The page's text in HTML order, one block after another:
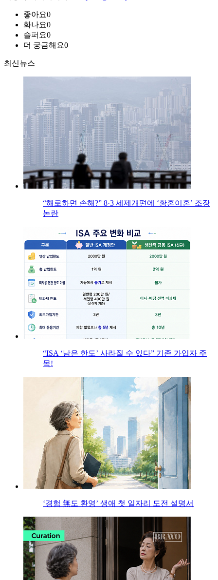
좋아요0
화나요0
슬퍼요0
더 궁금해요0
최신뉴스
“해로하면 손해?” 8·3 세제개편에 ‘황혼이혼’ 조장
논란
“ISA ‘남은 한도’ 사라질 수 있다” 기존 가입자 주
목!
‘경험 無도 환영’ 생애 첫 일자리 도전 설명서